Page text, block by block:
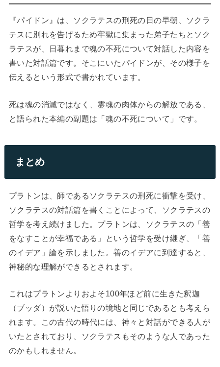
『パイドン』は、ソクラテスの刑死の日の早朝、ソクラ
テスに別れを告げるため牢獄に集まった弟子たちとソク
ラテスが、日暮れまで魂の不死について対話した内容を
書いた対話篇です。そこにいたパイドンが、その様子を
伝えるという形式で書かれています。
死は魂の消滅ではなく、霊魂の肉体からの解放である、
と語られた本編の副題は「魂の不死について」です。
まとめ
プラトンは、師であるソクラテスの刑死に衝撃を受け、
ソクラテスの対話篇を書くことによって、ソクラテスの
哲学を考え続けました。プラトンは、ソクラテスの「善
をなすことが幸福である」という哲学を受け継ぎ、「善
のイデア」論を示しました。善のイデアに到達すると、
神秘的な理解ができるとされます。
これはプラトンよりおよそ100年ほど前に生きた釈迦
（ブッダ）が説いた悟りの境地と同じであるとも考えら
れます。この古代の時代には、神々と対話ができる人が
いたとされており、ソクラテスもそのような人であった
のかもしれません。